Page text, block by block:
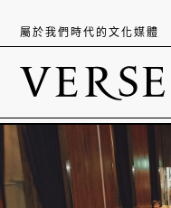
屬於我們時代的文化媒體